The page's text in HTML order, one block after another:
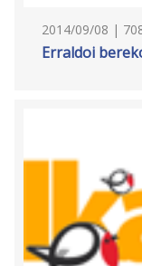
2014/09/08 |
Erraldoi